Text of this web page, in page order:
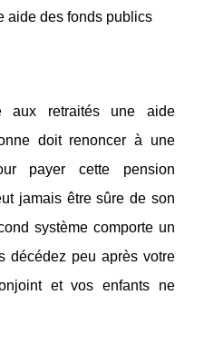
aide des fonds publics
aux retraités une aide
doit renoncer à une
payer cette pension
jamais être sûre de son
système comporte un
décédez peu après votre
et vos enfants ne